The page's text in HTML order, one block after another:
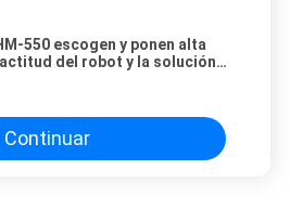
550 escogen y ponen alta
del robot y la solución
Continuar